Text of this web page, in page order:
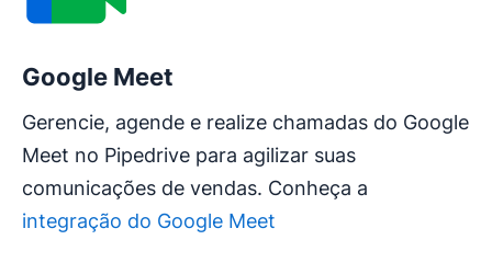
Google Meet
Gerencie, agende e realize chamadas do Google
Meet no Pipedrive para agilizar suas
comunicações de vendas. Conheça a
integração do Google Meet